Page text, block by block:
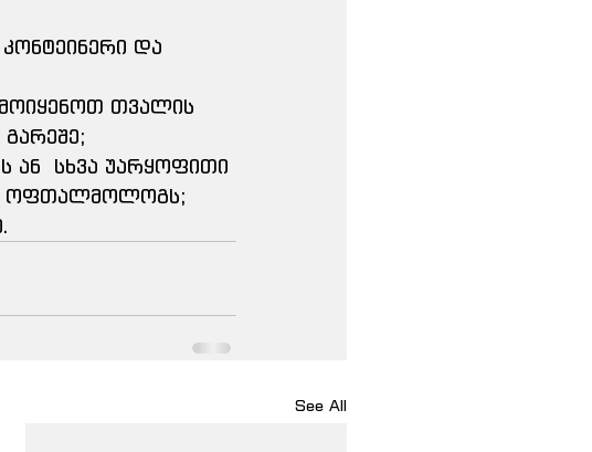
და
თვალის
ან  სხვა უარყოფითი
ოფთალმოლოგს;
See All